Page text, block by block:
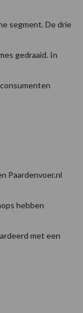
segment. De drie
gedraaid. In
Paardenvoer.nl
hebben
met een